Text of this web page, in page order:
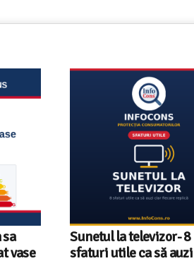
sa
vase
Sunetul la televizor- 8
sfaturi utile ca să